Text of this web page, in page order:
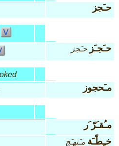
حـَجز
حـَجـَز حـَجز
مـَحجوز
مـُقـَرّ َر
خـِطّـَة مـَنهـَج